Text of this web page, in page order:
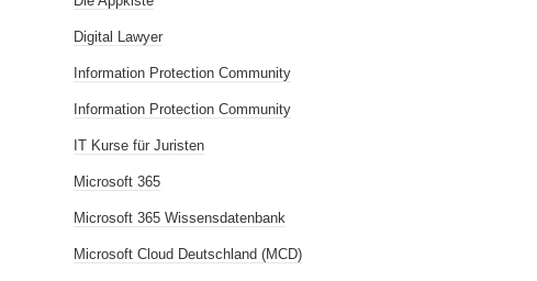
Digital Lawyer
Information Protection Community
Information Protection Community
IT Kurse für Juristen
Microsoft 365
Microsoft 365 Wissensdatenbank
Microsoft Cloud Deutschland (MCD)